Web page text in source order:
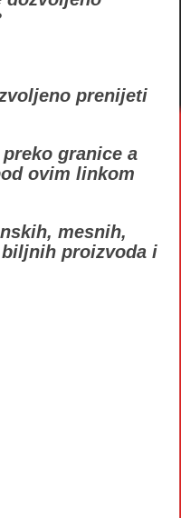
prenijeti
granice a
ovim linkom
mesnih,
proizvoda i